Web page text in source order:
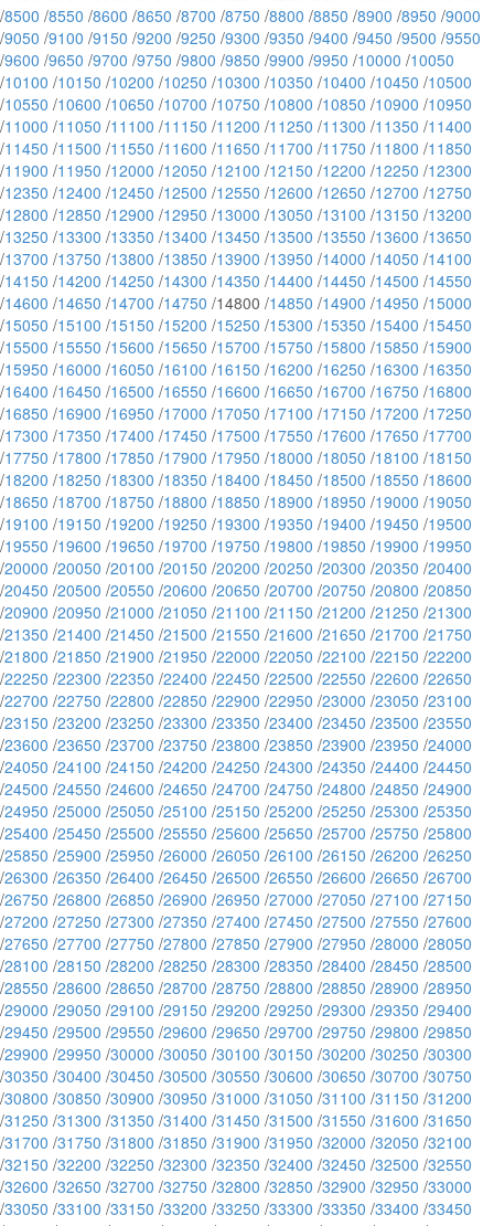
/8500 /8550 /8600 /8650 /8700 /8750 /8800 /8850 /8900 /8950 /9000
/9050 /9100 /9150 /9200 /9250 /9300 /9350 /9400 /9450 /9500 /9550
/9600 /9650 /9700 /9750 /9800 /9850 /9900 /9950 /10000 /10050
/10100 /10150 /10200 /10250 /10300 /10350 /10400 /10450 /10500
/10550 /10600 /10650 /10700 /10750 /10800 /10850 /10900 /10950
/11000 /11050 /11100 /11150 /11200 /11250 /11300 /11350 /11400
/11450 /11500 /11550 /11600 /11650 /11700 /11750 /11800 /11850
/11900 /11950 /12000 /12050 /12100 /12150 /12200 /12250 /12300
/12350 /12400 /12450 /12500 /12550 /12600 /12650 /12700 /12750
/12800 /12850 /12900 /12950 /13000 /13050 /13100 /13150 /13200
/13250 /13300 /13350 /13400 /13450 /13500 /13550 /13600 /13650
/13700 /13750 /13800 /13850 /13900 /13950 /14000 /14050 /14100
/14150 /14200 /14250 /14300 /14350 /14400 /14450 /14500 /14550
/14600 /14650 /14700 /14750 /14800 /14850 /14900 /14950 /15000
/15050 /15100 /15150 /15200 /15250 /15300 /15350 /15400 /15450
/15500 /15550 /15600 /15650 /15700 /15750 /15800 /15850 /15900
/15950 /16000 /16050 /16100 /16150 /16200 /16250 /16300 /16350
/16400 /16450 /16500 /16550 /16600 /16650 /16700 /16750 /16800
/16850 /16900 /16950 /17000 /17050 /17100 /17150 /17200 /17250
/17300 /17350 /17400 /17450 /17500 /17550 /17600 /17650 /17700
/17750 /17800 /17850 /17900 /17950 /18000 /18050 /18100 /18150
/18200 /18250 /18300 /18350 /18400 /18450 /18500 /18550 /18600
/18650 /18700 /18750 /18800 /18850 /18900 /18950 /19000 /19050
/19100 /19150 /19200 /19250 /19300 /19350 /19400 /19450 /19500
/19550 /19600 /19650 /19700 /19750 /19800 /19850 /19900 /19950
/20000 /20050 /20100 /20150 /20200 /20250 /20300 /20350 /20400
/20450 /20500 /20550 /20600 /20650 /20700 /20750 /20800 /20850
/20900 /20950 /21000 /21050 /21100 /21150 /21200 /21250 /21300
/21350 /21400 /21450 /21500 /21550 /21600 /21650 /21700 /21750
/21800 /21850 /21900 /21950 /22000 /22050 /22100 /22150 /22200
/22250 /22300 /22350 /22400 /22450 /22500 /22550 /22600 /22650
/22700 /22750 /22800 /22850 /22900 /22950 /23000 /23050 /23100
/23150 /23200 /23250 /23300 /23350 /23400 /23450 /23500 /23550
/23600 /23650 /23700 /23750 /23800 /23850 /23900 /23950 /24000
/24050 /24100 /24150 /24200 /24250 /24300 /24350 /24400 /24450
/24500 /24550 /24600 /24650 /24700 /24750 /24800 /24850 /24900
/24950 /25000 /25050 /25100 /25150 /25200 /25250 /25300 /25350
/25400 /25450 /25500 /25550 /25600 /25650 /25700 /25750 /25800
/25850 /25900 /25950 /26000 /26050 /26100 /26150 /26200 /26250
/26300 /26350 /26400 /26450 /26500 /26550 /26600 /26650 /26700
/26750 /26800 /26850 /26900 /26950 /27000 /27050 /27100 /27150
/27200 /27250 /27300 /27350 /27400 /27450 /27500 /27550 /27600
/27650 /27700 /27750 /27800 /27850 /27900 /27950 /28000 /28050
/28100 /28150 /28200 /28250 /28300 /28350 /28400 /28450 /28500
/28550 /28600 /28650 /28700 /28750 /28800 /28850 /28900 /28950
/29000 /29050 /29100 /29150 /29200 /29250 /29300 /29350 /29400
/29450 /29500 /29550 /29600 /29650 /29700 /29750 /29800 /29850
/29900 /29950 /30000 /30050 /30100 /30150 /30200 /30250 /30300
/30350 /30400 /30450 /30500 /30550 /30600 /30650 /30700 /30750
/30800 /30850 /30900 /30950 /31000 /31050 /31100 /31150 /31200
/31250 /31300 /31350 /31400 /31450 /31500 /31550 /31600 /31650
/31700 /31750 /31800 /31850 /31900 /31950 /32000 /32050 /32100
/32150 /32200 /32250 /32300 /32350 /32400 /32450 /32500 /32550
/32600 /32650 /32700 /32750 /32800 /32850 /32900 /32950 /33000
/33050 /33100 /33150 /33200 /33250 /33300 /33350 /33400 /33450